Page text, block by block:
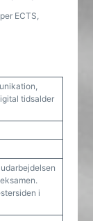
ECTS,
tidsalder
i